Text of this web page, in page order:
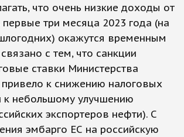
что очень низкие доходы от
первые три месяца 2023 года (на
окажутся временным
с тем, что санкции
ставки Министерства
к снижению налоговых
к небольшому улучшению
экспортеров нефти). С
эмбарго ЕС на российскую